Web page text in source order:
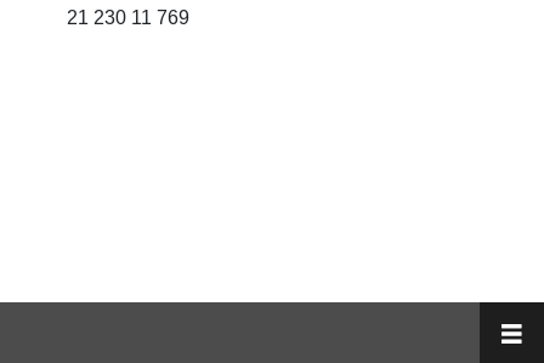
21 230 11 769